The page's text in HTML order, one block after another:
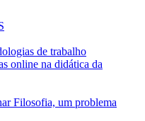
de trabalho
online na didática da
Filosofia, um problema